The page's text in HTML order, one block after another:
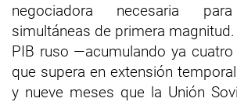
negociadora necesaria
simultáneas de primera
PIB ruso —acumulando ya
que supera en extensión
y nueve meses que la Unión